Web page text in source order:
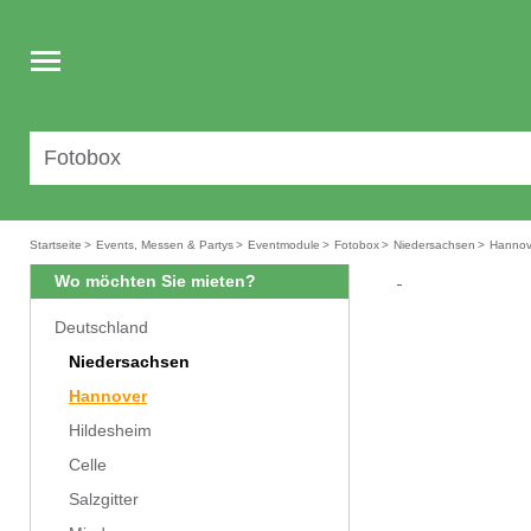
Toggle
navigation
Startseite > Events, Messen & Partys> Eventmodule > Fotobox> Niedersachsen >
Wo möchten Sie mieten?
Deutschland
Niedersachsen
Hannover
Hildesheim
Celle
Salzgitter